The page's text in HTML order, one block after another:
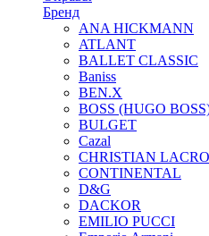
Бренд
ANA HICKMANN
ATLANT
BALLET CLASSIC
Baniss
BEN.X
BOSS (HUGO
BULGET
Cazal
CHRISTIAN
CONTINENTAL
D&G
DACKOR
EMILIO PUCCI